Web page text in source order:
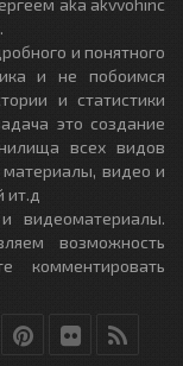
и понятного
и не побоимся
и статистики
это создание
всех видов
видео и
ит.д
видеоматериалы.
возможность